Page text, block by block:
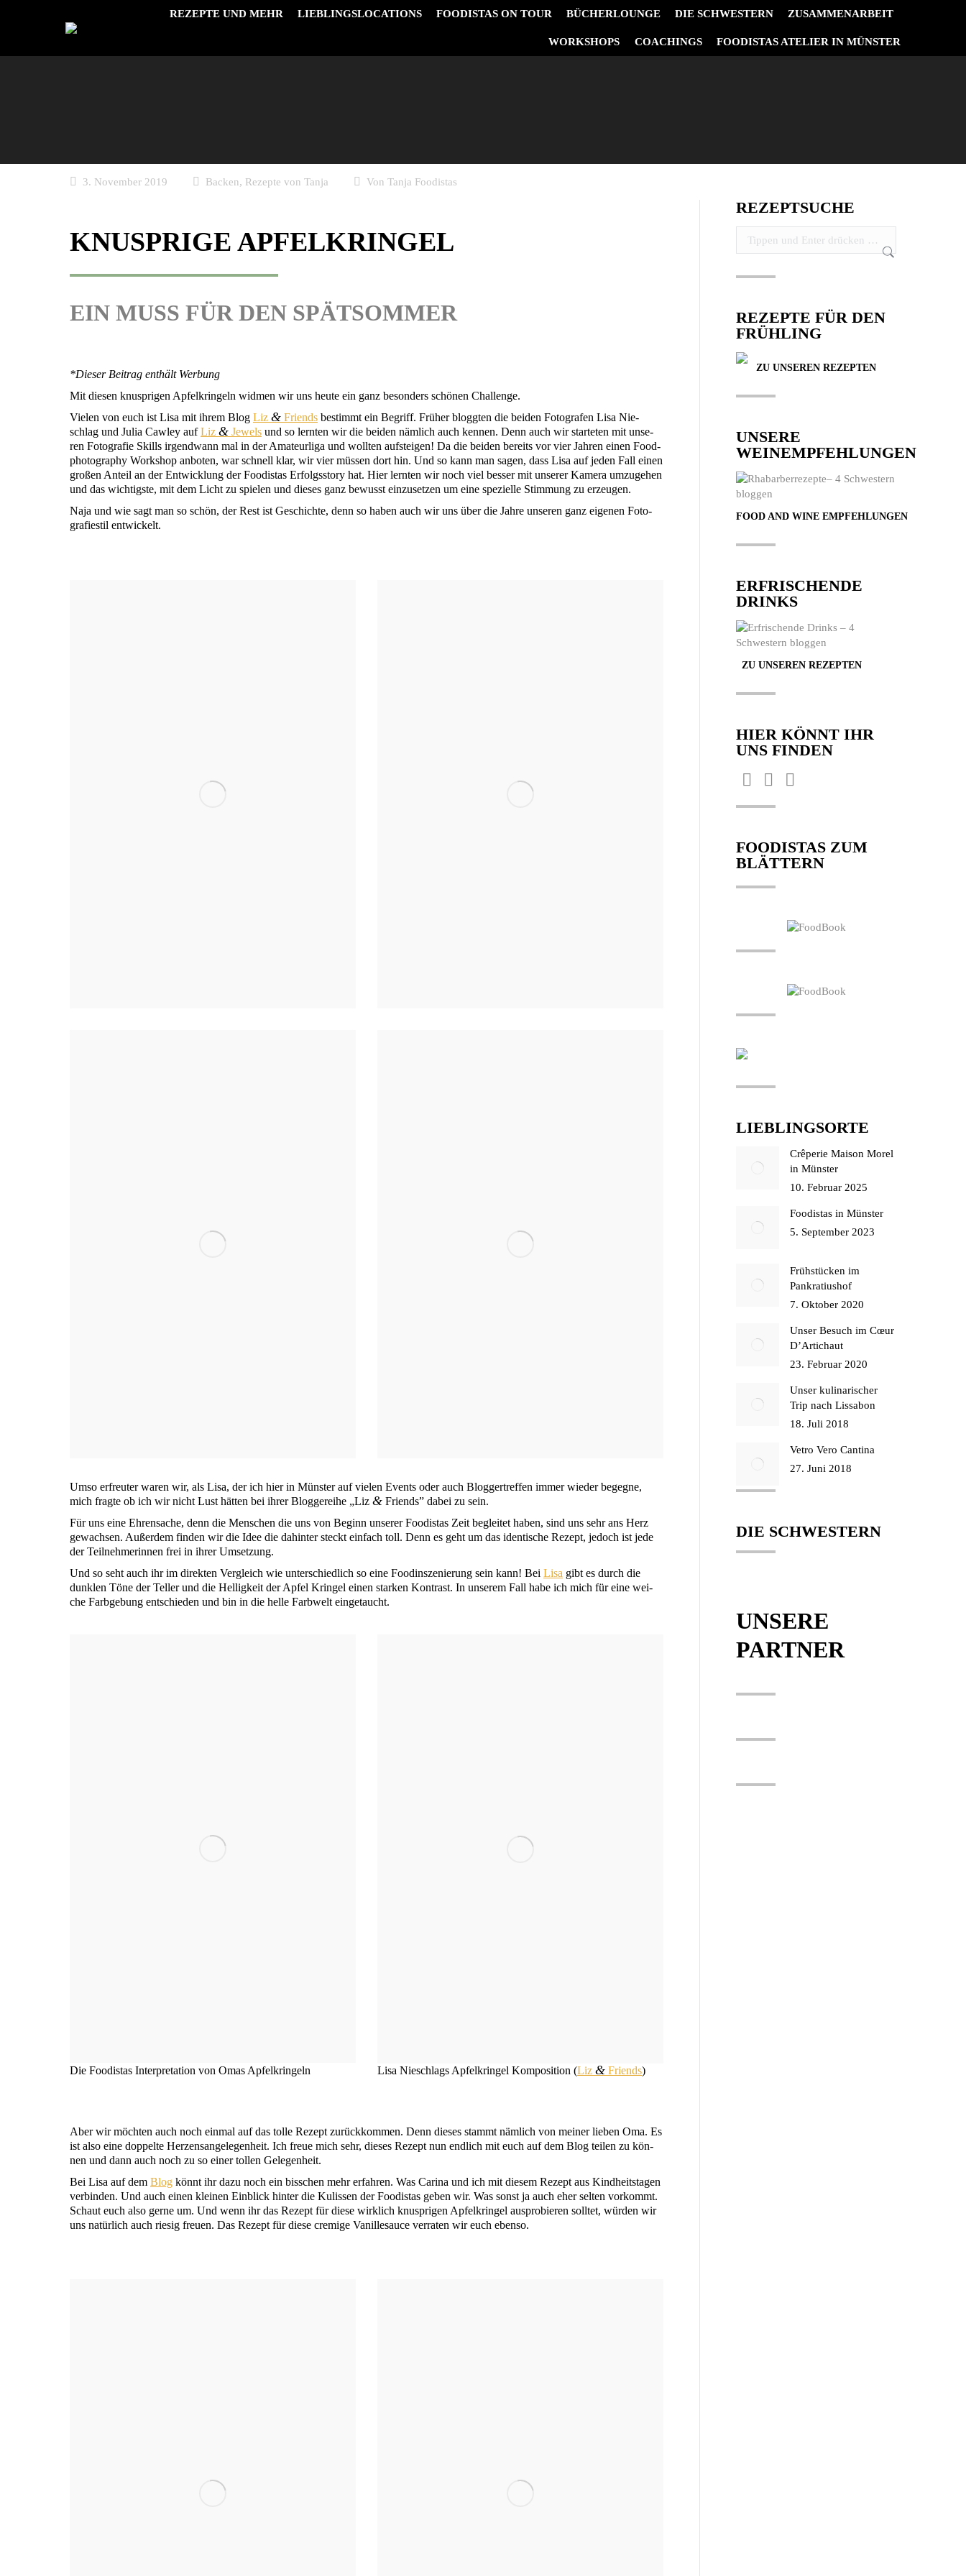
REZEPTE UND MEHR LIEBLINGSLOCATIONS FOODISTAS ON TOUR BÜCHERLOUNGE DIE SCHWESTERN ZUSAMMENARBEIT
WORKSHOPS COACHINGS FOODISTAS ATELIER IN MÜNSTER
3. November 2019 Backen, Rezepte von Tanja Von Tanja Foodistas
KNUSPRIGE APFELKRINGEL
EIN MUSS FÜR DEN SPÄTSOMMER
*Die­ser Bei­trag ent­hält Werbung
Mit die­sen knusp­ri­gen Apfel­krin­geln wid­men wir uns heu­te ein ganz beson­ders schö­nen Challenge.
Vie­len von euch ist Lisa mit ihrem Blog Liz & Fri­ends bestimmt ein Begriff. Frü­her blogg­ten die bei­den Foto­gra­fen Lisa Nie­
schlag und Julia Caw­ley aufLiz & Jewels und so lern­ten wir die bei­den näm­lich auch ken­nen. Denn auch wir star­te­ten mit unse­
ren Foto­gra­fie Skills irgend­wann mal in der Ama­teur­li­ga und woll­ten auf­stei­gen! Da die bei­den bereits vor vier Jah­ren einen Food­
pho­to­gra­phy Work­shop anbo­ten, war schnell klar, wir vier müs­sen dort hin. Und so kann man sagen, dass Lisa auf jeden Fall einen
gro­ßen Anteil an der Ent­wick­lung der Foo­di­stas Erfolgs­sto­ry hat. Hier lern­ten wir noch viel bes­ser mit unse­rer Kame­ra umzu­ge­hen
und das wich­tigs­te, mit dem Licht zu spie­len und die­ses ganz bewusst ein­zu­set­zen um eine spe­zi­el­le Stim­mung zu erzeugen.
Naja und wie sagt man so schön, der Rest ist Geschich­te, denn so haben auch wir uns über die Jah­re unse­ren ganz eige­nen Foto­
gra­fie­stil entwickelt.
Umso erfreu­ter waren wir, als Lisa, der ich hier in Müns­ter auf vie­len Events oder auch Blog­ger­tref­fen immer wie­der begeg­ne,
mich frag­te ob ich wir nicht Lust hät­ten bei ihrer Blog­ge­rei­he „Liz & Fri­ends” dabei zu sein.
Für uns eine Ehren­sa­che, denn die Men­schen die uns von Beginn unse­rer Foo­di­stas Zeit beglei­tet haben, sind uns sehr ans Herz
gewach­sen. Außer­dem fin­den wir die Idee die dahin­ter steckt ein­fach toll. Denn es geht um das iden­ti­sche Rezept, jedoch ist jede
der Teil­neh­me­rin­nen frei in ihrer Umsetzung.
Und so seht auch ihr im direk­ten Ver­gleich wie unter­schied­lich so eine Food­in­sze­nie­rung sein kann! Bei Lisa gibt es durch die
dunk­len Töne der Tel­ler und die Hel­lig­keit der Apfel Krin­gel einen star­ken Kon­trast. In unse­rem Fall habe ich mich für eine wei­
che Farb­ge­bung ent­schie­den und bin in die hel­le Farb­welt eingetaucht.
Die Foo­di­stas Inter­pre­ta­ti­on von Omas Apfelkringeln Lisa Nie­schlags Apfel­krin­gel Kom­po­si­ti­on (Liz & Fri­ends)
Aber wir möch­ten auch noch ein­mal auf das tol­le Rezept zurück­kom­men. Denn die­ses stammt näm­lich von mei­ner lie­ben Oma. Es
ist also eine dop­pel­te Her­zens­an­ge­le­gen­heit. Ich freue mich sehr, die­ses Rezept nun end­lich mit euch auf dem Blog tei­len zu kön­
nen und dann auch noch zu so einer tol­len Gelegenheit.
Bei Lisa auf dem Blog könnt ihr dazu noch ein biss­chen mehr erfah­ren. Was Cari­na und ich mit die­sem Rezept aus Kind­heits­ta­gen
ver­bin­den. Und auch einen klei­nen Ein­blick hin­ter die Kulis­sen der Foo­di­stas geben wir. Was sonst ja auch eher sel­ten vor­kommt.
Schaut euch also ger­ne um. Und wenn ihr das Rezept für die­se wirk­lich knusp­ri­gen Apfel­krin­gel aus­pro­bie­ren soll­tet, wür­den wir
uns natür­lich auch rie­sig freu­en. Das Rezept für die­se cre­mi­ge Vanil­le­sauce ver­ra­ten wir euch ebenso.
REZEPTSUCHE
REZEPTE FÜR DEN
FRÜHLING
ZU UNSEREN REZEPTEN
UNSERE
WEINEMPFEHLUNGEN
FOOD AND WINE EMPFEHLUNGEN
ERFRISCHENDE
DRINKS
ZU UNSEREN REZEPTEN
HIER KÖNNT IHR
UNS FINDEN
Finden Sie uns auf:
Facebook
page
in
new
Pinterest
page
in
new
Instagram
in
new
FOODISTAS ZUM
BLÄTTERN
LIEBLINGSORTE
Crêperie Maison Morel
in Münster
10. Februar 2025
Foodistas in Münster
5. September 2023
Frühstücken im
Pankratiushof
7. Oktober 2020
Unser Besuch im Cœur
D’Artichaut
23. Februar 2020
Unser kulinarischer
Trip nach Lissabon
18. Juli 2018
Vetro Vero Cantina
27. Juni 2018
DIE SCHWESTERN
UNSERE
PARTNER